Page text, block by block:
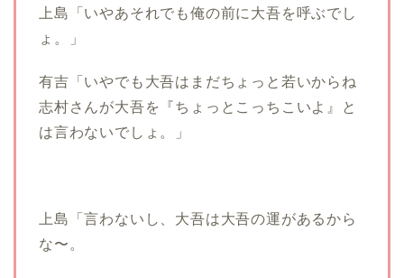
上島「いやあそれでも俺の前に大吾を呼ぶでし
ょ。」
有吉「いやでも大吾はまだちょっと若いからね
志村さんが大吾を『ちょっとこっちこいよ』と
は言わないでしょ。」
上島「言わないし、大吾は大吾の運があるから
な〜。